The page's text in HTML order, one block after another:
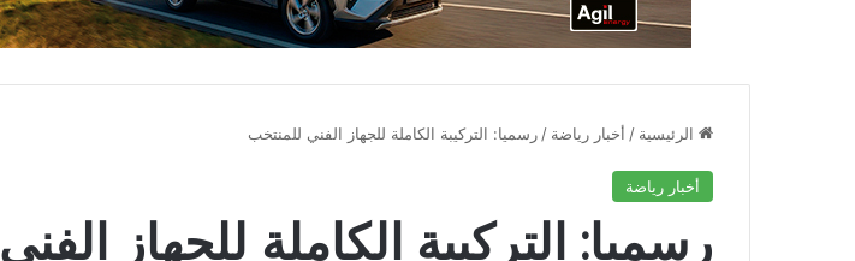
الرئيسية / أخبار رياضة / رسميا: التركيبة الكاملة للجهاز الفني للمنتخب
أخبار رياضة
رسميا: التركيبة الكاملة للجهاز الفني